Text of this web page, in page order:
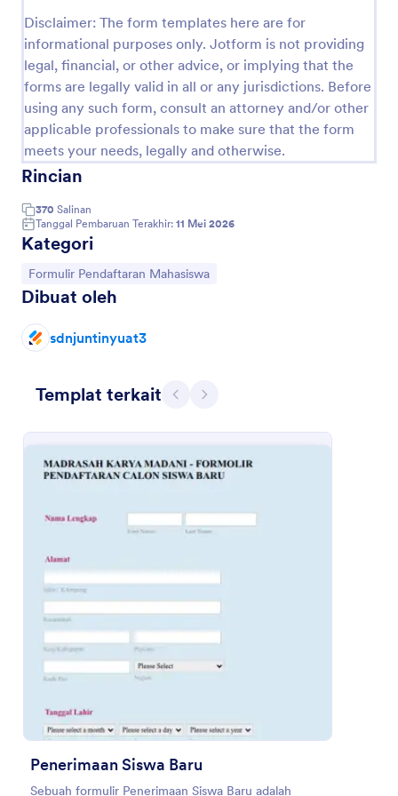
Disclaimer: The form templates here are for
informational purposes only. Jotform is not providing
legal, financial, or other advice, or implying that the
forms are legally valid in all or any jurisdictions. Before
using any such form, consult an attorney and/or other
applicable professionals to make sure that the form
meets your needs, legally and otherwise.
Rincian
370 Salinan
Tanggal Pembaruan Terakhir: 11 Mei 2026
Kategori
Buka Kategori:
Formulir Pendaftaran Mahasiswa
Dibuat oleh
sdnjuntinyuat3
Templat terkait Sebelumnya
Berikut
Penerimaan Siswa Baru
Sebuah formulir Penerimaan Siswa Baru adalah
Pratinjau
Formulir PPDB
Tahun Pelajaran 2020/2021
Pakai Template